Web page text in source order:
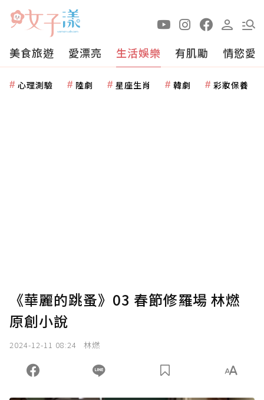
美食旅遊 愛漂亮 生活娛樂 有肌勵 情慾愛
心理測驗 陸劇 星座生肖 韓劇 彩妝保養
《華麗的跳蚤》03 春節修羅場 林燃
原創小說
2024-12-11 08:24 林燃